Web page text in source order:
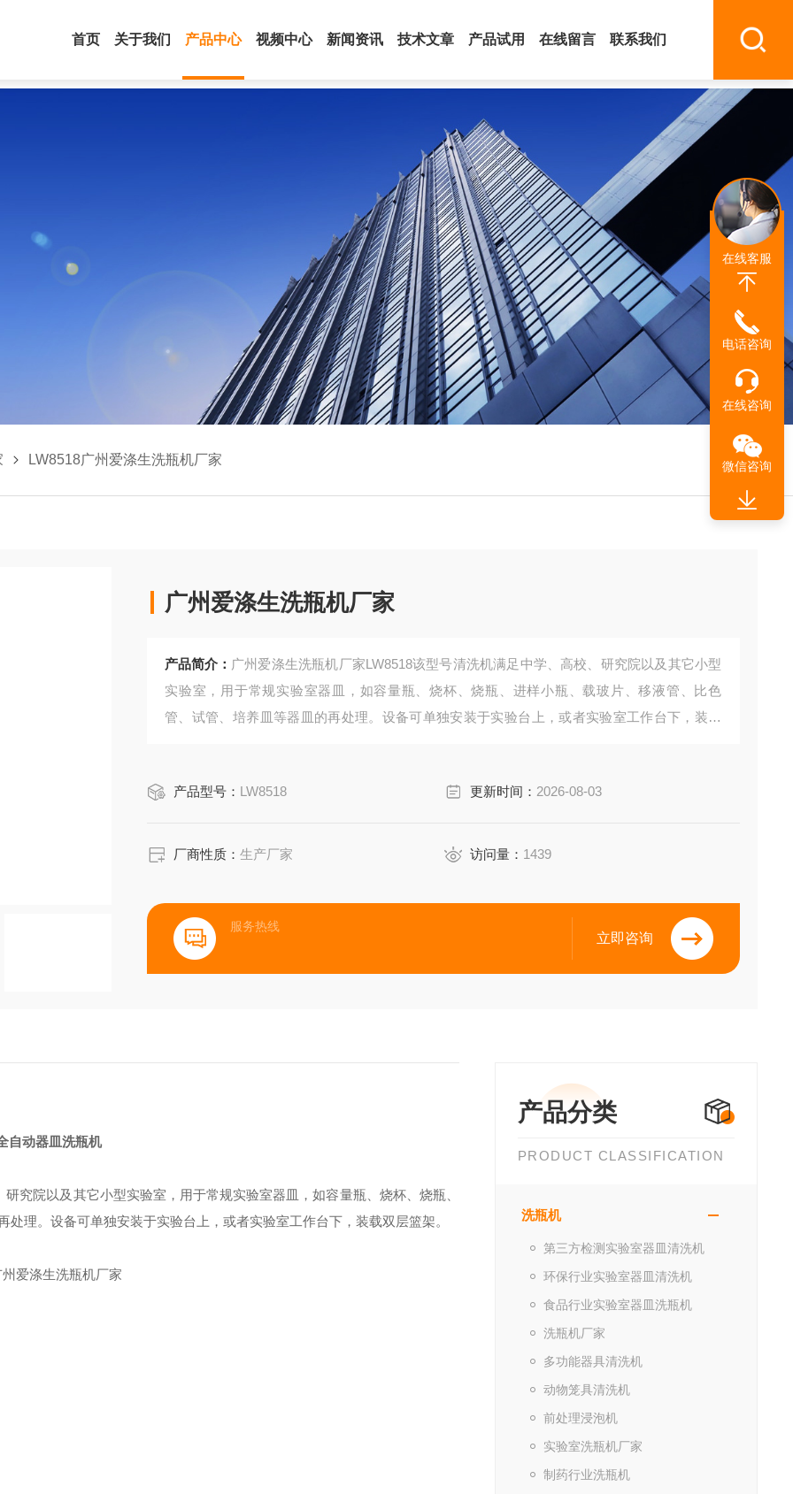
首页 关于我们 产品中心 视频中心 新闻资讯 技术文章 产品试用 在线留言 联系我们
LW8518广州爱涤生洗瓶机厂家
广州爱涤生洗瓶机厂家
产品简介： 广州爱涤生洗瓶机厂家LW8518该型号清洗机满足中学、高校、研究院以及其它小型
实验室，用于常规实验室器皿，如容量瓶、烧杯、烧瓶、进样小瓶、载玻片、移液管、比色
管、试管、培养皿等器皿的再处理。设备可单独安装于实验台上，或者实验室工作台下，装载
产品型号： LW8518 更新时间： 2026-08-03
厂商性质：生产厂家 访问量： 1439
服务热线
立即咨询
产品分类
PRODUCT CLASSIFICATION
洗瓶机
第三方检测实验室器皿清洗机
环保行业实验室器皿清洗机
食品行业实验室器皿洗瓶机
洗瓶机厂家
多功能器具清洗机
动物笼具清洗机
前处理浸泡机
实验室洗瓶机厂家
制药行业洗瓶机
自动器皿洗瓶机
究院以及其它小型实验室，用于常规实验室器皿，如容量瓶、烧杯、烧瓶、
理。设备可单独安装于实验台上，或者实验室工作台下，装载双层篮架。
在线客服
电话咨询
在线咨询
微信咨询